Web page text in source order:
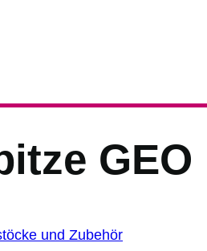
GEO
und Zubehör